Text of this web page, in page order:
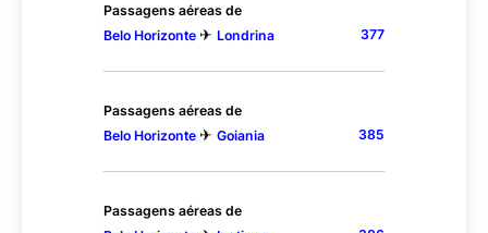
Passagens aéreas de
Belo Horizonte ✈ Londrina 377
Passagens aéreas de
Belo Horizonte ✈ Goiania 385
Passagens aéreas de